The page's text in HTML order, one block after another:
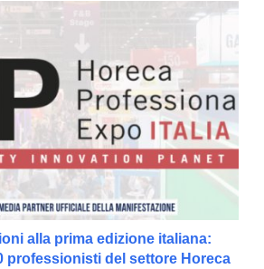
alla prima edizione italiana:
professionisti del settore Horeca